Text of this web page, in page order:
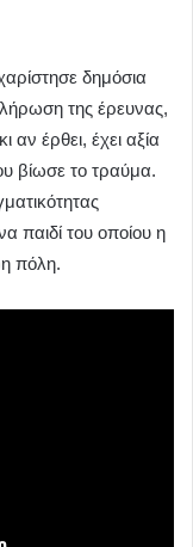
δημόσια
της έρευνας,
αν έρθει, έχει αξία
βίωσε το τραύμα.
παιδί του οποίου η
πόλη.